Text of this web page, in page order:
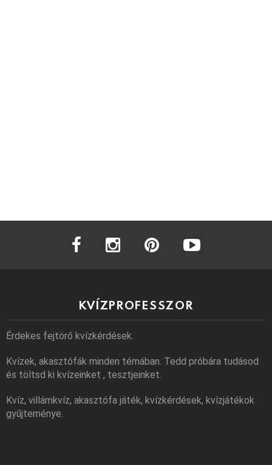
facebook instagram
KVÍZPROFESSZOR
Érdekes fejtörő kvízkérdések.
Kvízek, akasztófák minden témában. Tedd próbára tudásod
és töltsd ki kvízeinket , tesztjeinket.
Kvíz, villámkvíz, akasztófa játék, kvízkérdések, kvízjátékok
gyűjteménye.